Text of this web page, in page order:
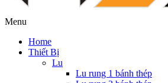
Menu
Home
Thiết Bị
Lu
Lu rung 1 bánh thép